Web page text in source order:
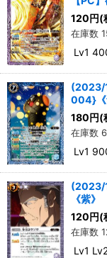
120 円(
在庫数
Lv1
(2023/
004}《
180 円(
在庫数
Lv1
(2023/
《紫》
120 円(
在庫数
Lv1